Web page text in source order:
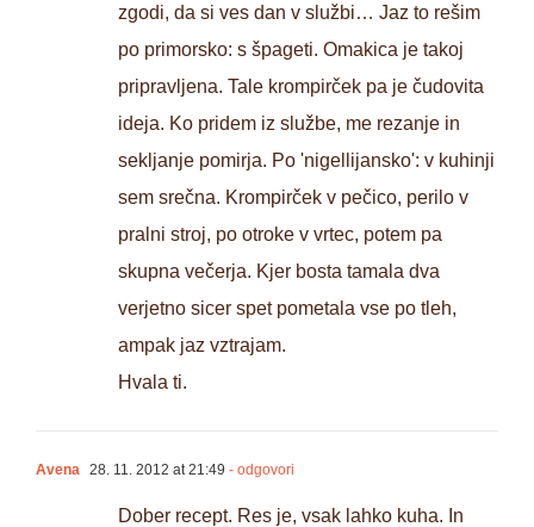
zgodi, da si ves dan v službi… Jaz to rešim
po primorsko: s špageti. Omakica je takoj
pripravljena. Tale krompirček pa je čudovita
ideja. Ko pridem iz službe, me rezanje in
sekljanje pomirja. Po 'nigellijansko': v kuhinji
sem srečna. Krompirček v pečico, perilo v
pralni stroj, po otroke v vrtec, potem pa
skupna večerja. Kjer bosta tamala dva
verjetno sicer spet pometala vse po tleh,
ampak jaz vztrajam.
Hvala ti.
Avena 28. 11. 2012 at 21:49 - odgovori
Dober recept. Res je, vsak lahko kuha. In